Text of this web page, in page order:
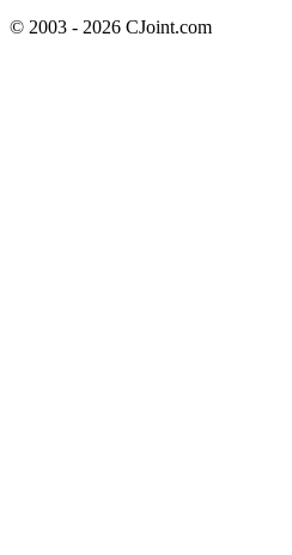
© 2003 - 2026 CJoint.com